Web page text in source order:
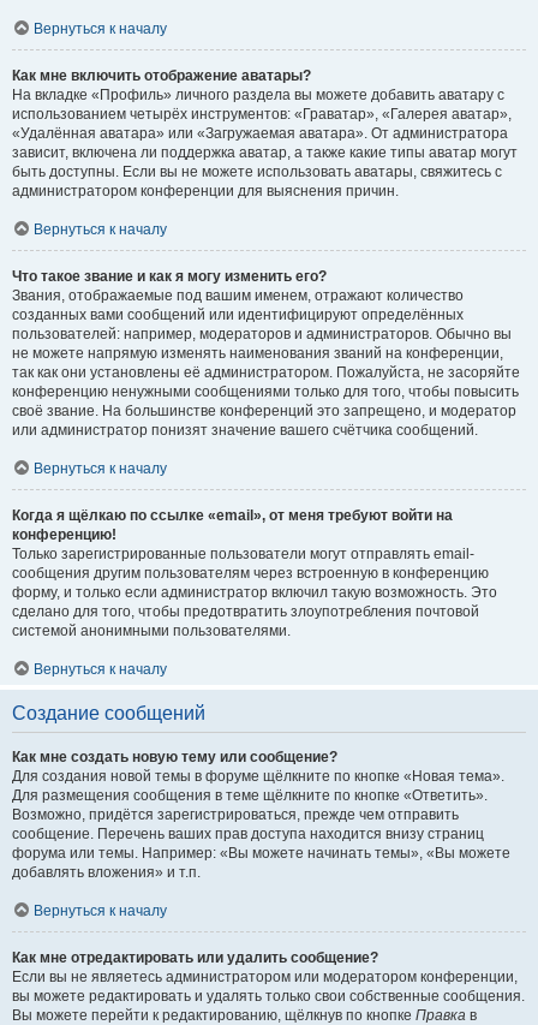
Вернуться к началу
Как мне включить отображение аватары?
На вкладке «Профиль» личного раздела вы можете добавить аватару с
использованием четырёх инструментов: «Граватар», «Галерея аватар»,
«Удалённая аватара» или «Загружаемая аватара». От администратора
зависит, включена ли поддержка аватар, а также какие типы аватар могут
быть доступны. Если вы не можете использовать аватары, свяжитесь с
администратором конференции для выяснения причин.
Вернуться к началу
Что такое звание и как я могу изменить его?
Звания, отображаемые под вашим именем, отражают количество
созданных вами сообщений или идентифицируют определённых
пользователей: например, модераторов и администраторов. Обычно вы
не можете напрямую изменять наименования званий на конференции,
так как они установлены её администратором. Пожалуйста, не засоряйте
конференцию ненужными сообщениями только для того, чтобы повысить
своё звание. На большинстве конференций это запрещено, и модератор
или администратор понизят значение вашего счётчика сообщений.
Вернуться к началу
Когда я щёлкаю по ссылке «email», от меня требуют войти на
конференцию!
Только зарегистрированные пользователи могут отправлять email-
сообщения другим пользователям через встроенную в конференцию
форму, и только если администратор включил такую возможность. Это
сделано для того, чтобы предотвратить злоупотребления почтовой
системой анонимными пользователями.
Вернуться к началу
Создание сообщений
Как мне создать новую тему или сообщение?
Для создания новой темы в форуме щёлкните по кнопке «Новая тема».
Для размещения сообщения в теме щёлкните по кнопке «Ответить».
Возможно, придётся зарегистрироваться, прежде чем отправить
сообщение. Перечень ваших прав доступа находится внизу страниц
форума или темы. Например: «Вы можете начинать темы», «Вы можете
добавлять вложения» и т.п.
Вернуться к началу
Как мне отредактировать или удалить сообщение?
Если вы не являетесь администратором или модератором конференции,
вы можете редактировать и удалять только свои собственные сообщения.
Вы можете перейти к редактированию, щёлкнув по кнопке Правка в